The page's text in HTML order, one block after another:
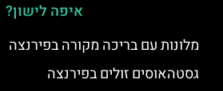
איפה לישון?
מלונות עם בריכה מקורה בפירנצה
גסטהאוסים זולים בפירנצה